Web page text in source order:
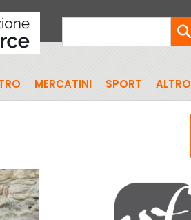
MERCATINI SPORT ALTRO